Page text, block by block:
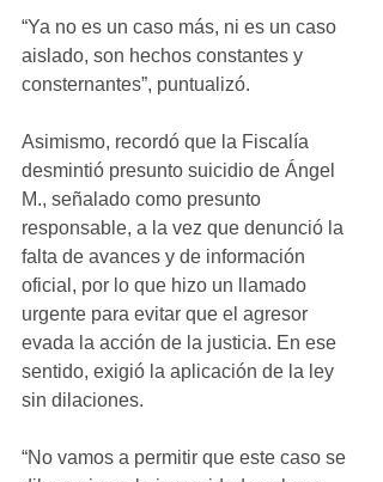
“Ya no es un caso más, ni es un caso
aislado, son hechos constantes y
consternantes”, puntualizó.
Asimismo, recordó que la Fiscalía
desmintió presunto suicidio de Ángel
M., señalado como presunto
responsable, a la vez que denunció la
falta de avances y de información
oficial, por lo que hizo un llamado
urgente para evitar que el agresor
evada la acción de la justicia. En ese
sentido, exigió la aplicación de la ley
sin dilaciones.
“No vamos a permitir que este caso se